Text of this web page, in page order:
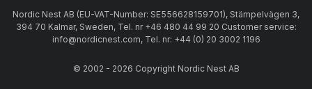
Nordic Nest AB (EU-VAT-Number: SE556628159701), Stämpelvägen 3,
394 70 Kalmar, Sweden, Tel. nr +46 480 44 99 20 Customer service:
info@nordicnest.com, Tel. nr: +44 (0) 20 3002 1196
© 2002 - 2026 Copyright Nordic Nest AB